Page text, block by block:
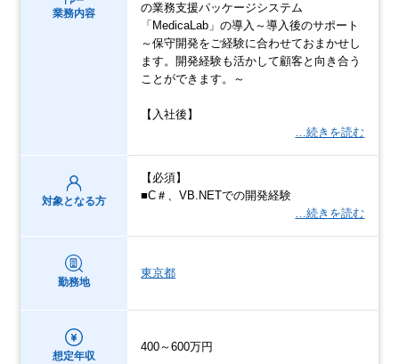
業務内容
の業務支援パッケージシステム
「MedicaLab」の導入～導入後のサポート
～保守開発をご経験に合わせておまかせし
ます。開発経験も活かして顧客と向き合う
ことができます。～
【入社後】
…続きを読む
対象となる方
【必須】
■C＃、VB.NETでの開発経験
…続きを読む
勤務地
東京都
想定年収
400～600万円